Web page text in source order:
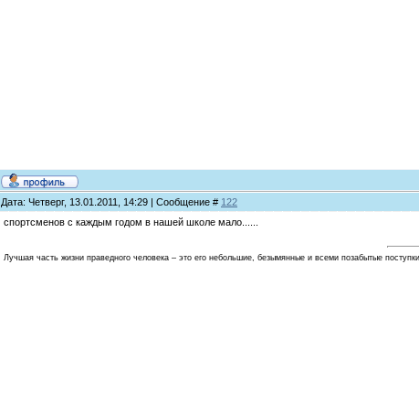
Дата: Четверг, 13.01.2011, 14:29 | Сообщение # 122
спортсменов с каждым годом в нашей школе мало......
Лучшая часть жизни праведного человека – это его небольшие, безымянные и всеми позабытые